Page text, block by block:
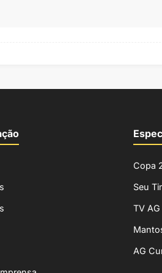
Copa
Seu
TV AG
AG